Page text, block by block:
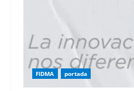
Iglesias
FIDMA portada